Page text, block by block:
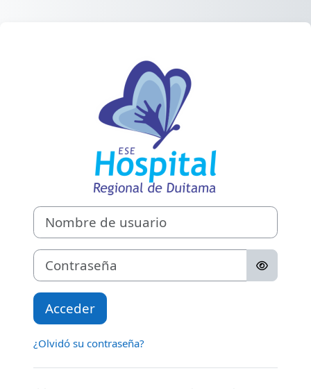
Entrar a AVA
Nombre de usuario
Contraseña
Acceder
¿Olvidó su contraseña?